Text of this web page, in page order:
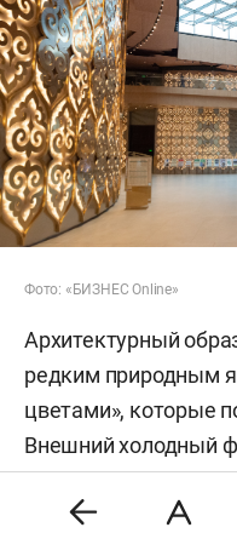
Фото: «БИЗНЕС Online»
Архитектурный
редким природным
цветами», которые
Внешний холодный
теплыми
украшенными